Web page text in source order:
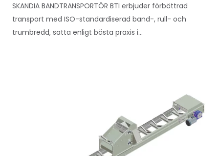
SKANDIA BANDTRANSPORTÖR BTI erbjuder förbättrad
transport med ISO-standardiserad band-, rull- och
trumbredd, satta enligt bästa praxis i...